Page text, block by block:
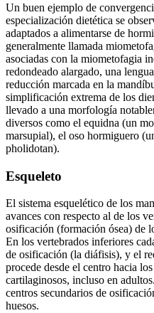
Un buen ejemplo de
especialización dietética se
adaptados a alimentarse de
generalmente llamada
asociadas con la miometofagia
redondeado alargado, una
reducción marcada en la
simplificación extrema de los
llevado a una morfología
diversos como el equidna (un
marsupial), el oso hormiguero
pholidotan).
Esqueleto
El sistema esquelético de los
avances con respecto al de los
osificación (formación ósea) de
En los vertebrados inferiores
de osificación (la diáfisis), y el
procede desde el centro hacia
cartilaginosos, incluso en
centros secundarios de
huesos.